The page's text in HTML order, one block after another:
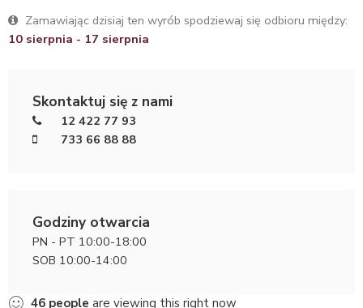
Zamawiając dzisiaj ten wyrób spodziewaj się odbioru między:
10 sierpnia - 17 sierpnia
Skontaktuj się z nami
12 422 77 93
733 66 88 88
Godziny otwarcia
PN - PT 10:00-18:00
SOB 10:00-14:00
46 people are viewing this right now